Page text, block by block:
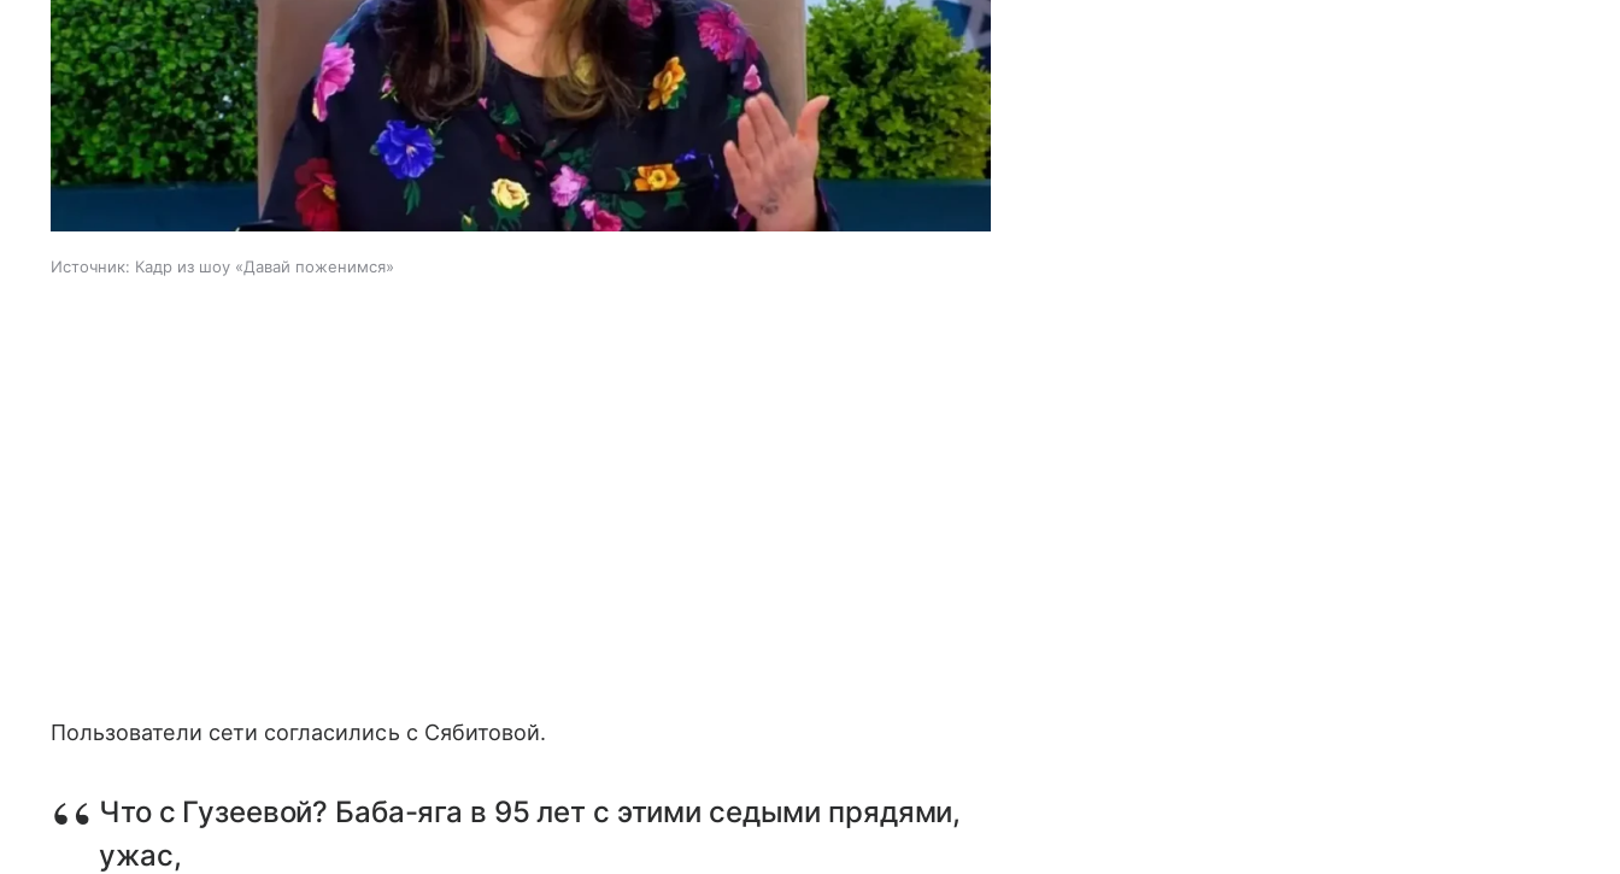
Источник: Кадр из шоу «Давай поженимся»
Пользователи сети согласились с Сябитовой.
Что с Гузеевой? Баба-яга в 95 лет с этими седыми прядями,
ужас,